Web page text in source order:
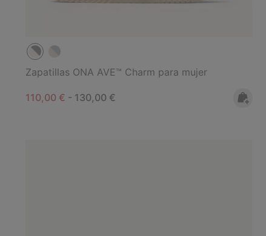
Zapatillas ONA AVE™ Charm para mujer
Minimum sale price:
110,00 € - Maximum price:
130,00 €